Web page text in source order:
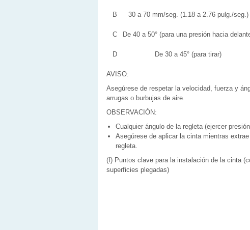
B 30 a 70 mm/seg. (1.18 a 2.76 pulg./seg.)
C De 40 a 50° (para una presión hacia
D De 30 a 45° (para tirar)
AVISO:
Asegúrese de respetar la velocidad, fuerza y
arrugas o burbujas de aire.
OBSERVACIÓN:
Cualquier ángulo de la regleta (ejercer
Asegúrese de aplicar la cinta mientras
regleta.
(f) Puntos clave para la instalación de la cinta
superficies plegadas)